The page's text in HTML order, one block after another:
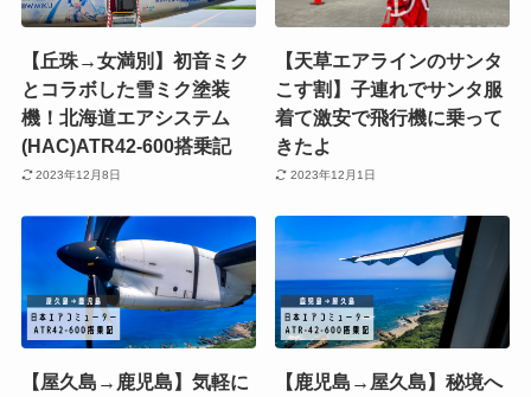
【丘珠→女満別】初音ミク
とコラボした雪ミク塗装
機！北海道エアシステム
(HAC)ATR42-600搭乗記
2023年12月8日
【天草エアラインのサンタ
こす割】子連れでサンタ服
着て激安で飛行機に乗って
きたよ
2023年12月1日
【屋久島→鹿児島】気軽に
【鹿児島→屋久島】秘境へ